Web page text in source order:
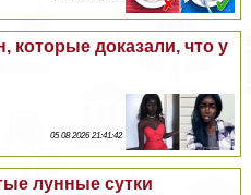
которые доказали, что у
05 08 2026 21:41:42
лунные сутки